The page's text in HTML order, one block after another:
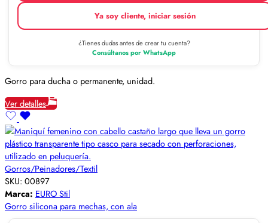
Ya soy cliente, iniciar sesión
¿Tienes dudas antes de crear tu cuenta?
Consúltanos por WhatsApp
Gorro para ducha o permanente, unidad.
Ver detalles
Gorros/Peinadores/Textil
SKU: 00897
Marca: EURO Stil
Gorro silicona para mechas, con ala